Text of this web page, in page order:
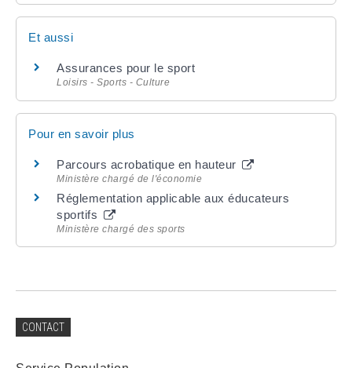
Et aussi
Assurances pour le sport
Loisirs - Sports - Culture
Pour en savoir plus
Parcours acrobatique en hauteur
Ministère chargé de l'économie
Réglementation applicable aux éducateurs
sportifs
Ministère chargé des sports
CONTACT